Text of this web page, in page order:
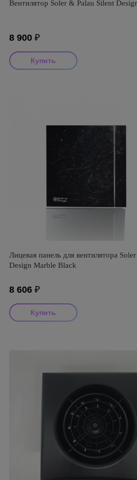
Вентилятор Soler & Palau Silent
8 900 ₽
Лицевая панель для вентилятора
Design Marble Black
8 606 ₽